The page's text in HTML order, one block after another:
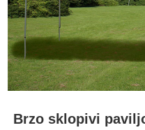
Brzo sklopivi